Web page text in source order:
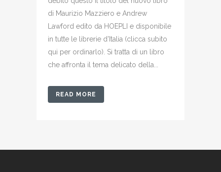
di Maurizio Mazziero e Andrew
Lawford edito da HOEPLI e disponibile
in tutte le librerie d'Italia (clicca subito
qui per ordinarlo). Si tratta di un libro
che affronta il tema delicato della...
READ MORE